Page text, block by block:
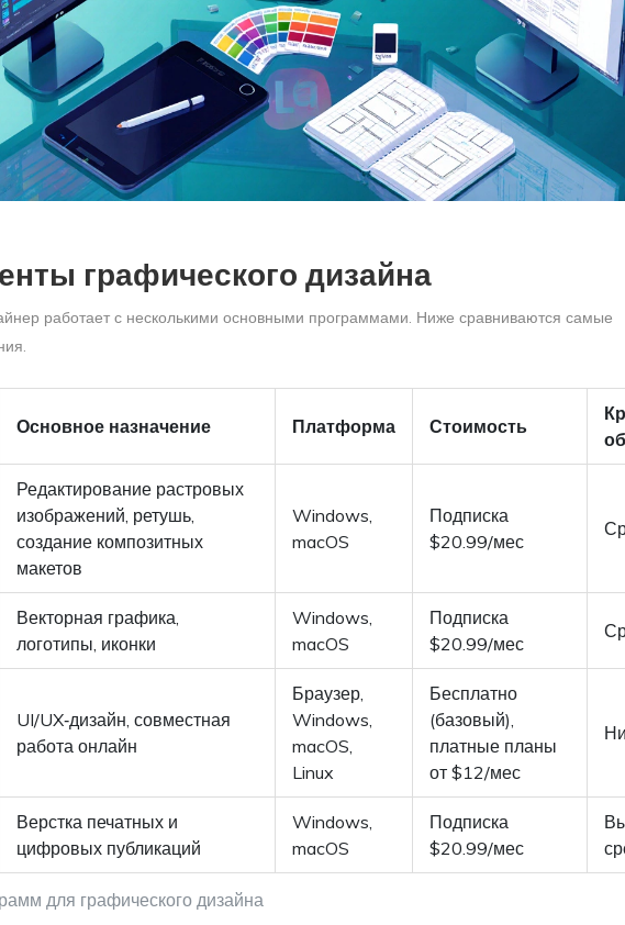
графического дизайна
работает с несколькими основными программами. Ниже сравниваются самые
для графического дизайна
Основное назначение Платформа Стоимость
Редактирование растровых
изображений, ретушь,
создание композитных
макетов
Windows,
macOS
Подписка
$20.99/мес
Векторная графика,
логотипы, иконки
Windows,
macOS
Подписка
$20.99/мес
UI/UX‑дизайн, совместная
работа онлайн
Браузер,
Windows,
macOS,
Linux
Бесплатно
(базовый),
платные планы
от $12/мес
Верстка печатных и
цифровых публикаций
Windows,
macOS
Подписка
$20.99/мес